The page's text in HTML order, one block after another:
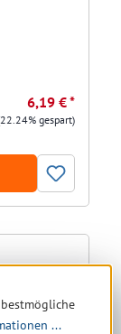
6,19 € *
gespart)
...